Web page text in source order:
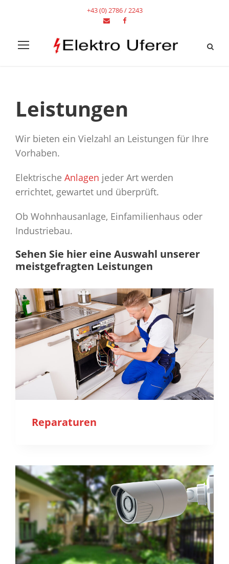
+43 (0) 2786 / 2243
Leistungen
Wir bieten ein Vielzahl an Leistungen für Ihre
Vorhaben.
Elektrische Anlagen jeder Art werden
errichtet, gewartet und überprüft.
Ob Wohnhausanlage, Einfamilienhaus oder
Industriebau.
Sehen Sie hier eine Auswahl unserer
meistgefragten Leistungen
Reparaturen